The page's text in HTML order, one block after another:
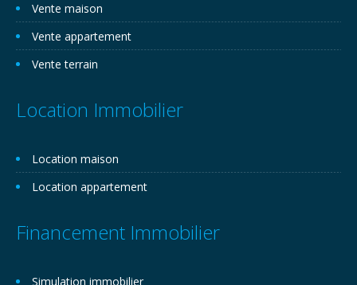
Vente maison
Vente appartement
Vente terrain
Location Immobilier
Location maison
Location appartement
Financement Immobilier
Simulation immobilier